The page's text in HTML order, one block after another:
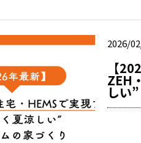
2026/
【
ZEH
しい”